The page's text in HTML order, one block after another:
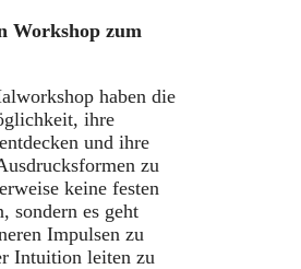
Workshop zum
haben die
ihre
und ihre
zu
keine festen
sondern es geht
Impulsen zu
Intuition leiten zu